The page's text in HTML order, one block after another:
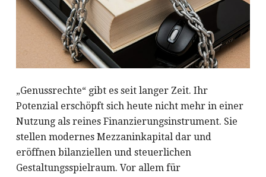
„Genussrechte“ gibt es seit langer Zeit. Ihr
Potenzial erschöpft sich heute nicht mehr in einer
Nutzung als reines Finanzierungsinstrument. Sie
stellen modernes Mezzaninkapital dar und
eröffnen bilanziellen und steuerlichen
Gestaltungsspielraum. Vor allem für